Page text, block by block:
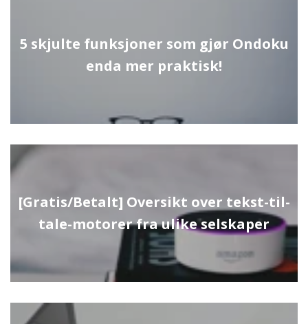
5 skjulte funksjoner som gjør Ondoku
enda mer praktisk!
[Gratis/Betalt] Oversikt over tekst-til-
tale-motorer fra ulike selskaper